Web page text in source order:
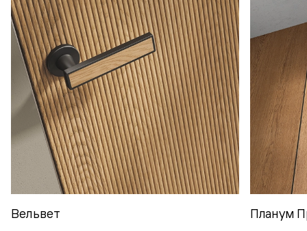
Вельвет Планум